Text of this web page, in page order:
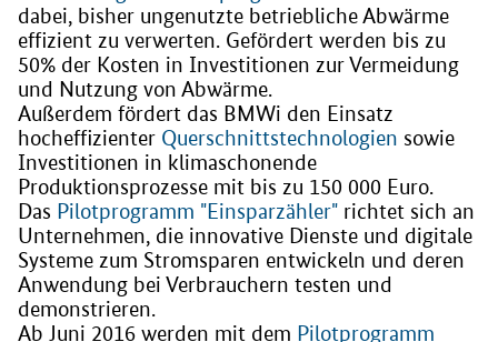
dabei, bisher ungenutzte betriebliche Abwärme
effizient zu verwerten. Gefördert werden bis zu
50% der Kosten in Investitionen zur Vermeidung
und Nutzung von Abwärme.
Außerdem fördert das BMWi den Einsatz
hocheffizienter Querschnittstechnologien sowie
Investitionen in klimaschonende
Produktionsprozesse mit bis zu 150 000 Euro.
Das Pilotprogramm "Einsparzähler" richtet sich an
Unternehmen, die innovative Dienste und digitale
Systeme zum Stromsparen entwickeln und deren
Anwendung bei Verbrauchern testen und
demonstrieren.
Ab Juni 2016 werden mit dem Pilotprogramm